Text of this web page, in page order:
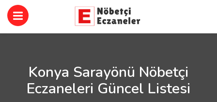
Konya Sarayönü Nöbetçi
Eczaneleri Güncel Listesi